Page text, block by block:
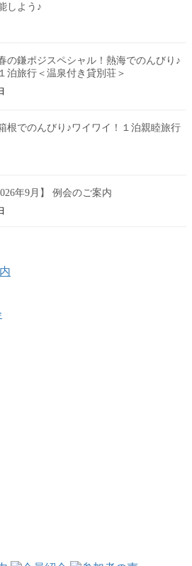
しよう♪
の鎌ポジスペシャル！熱海でのんびり♪
泊旅行＜温泉付き貸別荘＞
根でのんびり♪ワイワイ！１泊親睦旅行
年9月】 例会のご案内